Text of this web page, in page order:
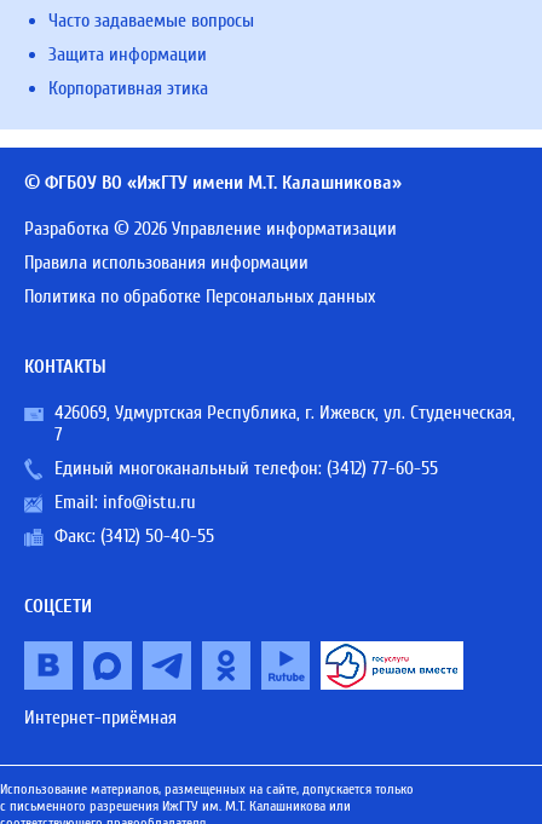
Часто задаваемые вопросы
Защита информации
Корпоративная этика
© ФГБОУ ВО «ИжГТУ имени М.Т. Калашникова»
Разработка © 2026 Управление информатизации
Правила использования информации
Политика по обработке Персональных данных
КОНТАКТЫ
426069, Удмуртская Республика, г. Ижевск, ул. Студенческая,
7
Единый многоканальный телефон: (3412) 77-60-55
Email: info@istu.ru
Факс: (3412) 50-40-55
СОЦСЕТИ
Интернет-приёмная
Использование материалов, размещенных на сайте, допускается только
с письменного разрешения ИжГТУ им. М.Т. Калашникова или